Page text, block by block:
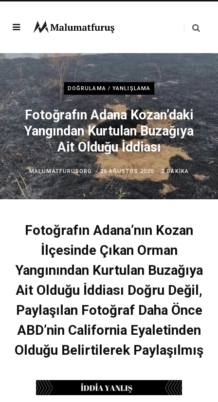
DOĞRULAMA / YANLIŞLAMA
Fotoğrafın Adana Kozan’daki
Yangından Kurtulan Buzağıya
Ait Olduğu İddiası
MALUMATFURUSORG 25 AĞUSTOS 2020 2 DAKIKA
Fotoğrafın Adana’nın Kozan
İlçesinde Çıkan Orman
Yangınından Kurtulan Buzağıya
Ait Olduğu İddiası Doğru Değil,
Paylaşılan Fotoğraf Daha Önce
ABD’nin California Eyaletinden
Olduğu Belirtilerek Paylaşılmış